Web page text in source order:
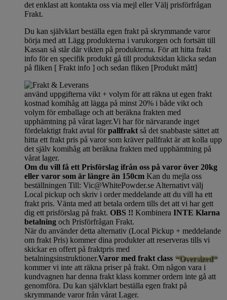
det enklast att kontakta oss via mejl eller Välj prisförfrågan
Frakt.
Du kan självklart beställa egen frakt på skrymmande varor
börja med att Lägg produkterna i varukorgen och fortsätt till
Kassan så står där vikten på produkterna. För att hitta frakt
info för en specifik produkt gå till produktsidan klicka sedan
på fliken [ Frakt info ] och sedan fliken [Produkt mått]
använd uppgifterna vikt + volym för att räkna ut egen frakt
kostnad komihåg att lägga på minst 20% i både vikt och
volym för emballage och att beräkna frakten med
upphämtning på vårat lager.Vi har för närvarande inget
fördelaktigt frakt avtal förpallfrakt så det snabbaste sättet att
hitta ett frakt pris på varor som kräver pallfrakt är att kolla upp
det själv komihåg att beräkna frakten med upphämtning på
vårat lager.
Om du vill få ett Prisförslag ifrån oss på varor över 20kg
eller varor som är längre än 150cm Kan du mejla oss
beställningen Till: Vic@WhitePowder.se Alternativt välj
Local pickup och skriv i order meddelande att du vill ha ett
frakt pris. Vänta med att betala ordern tills det att vi har gett
dig ett prisförslag på frakt. OBS !! Kombinera INTE Klarna
betalning och Prisförfrågan Frakt.
När du använder detta alternativ (Local Pickup + meddelande
om frakt Pris) kommer dina produkter att reserveras tills vi
skickar en offert på fraktpris med
betalningsinstruktioner.Varor med frakt class “Oversized“
kommer vi inte att räkna priser på frakt. Om någon vara i
kundvagnen har denna frakt klass kommer ordern inte gå att
genomföra. Du kan självklart beställa egen frakt på
skrymmande varor från vårat Lager.